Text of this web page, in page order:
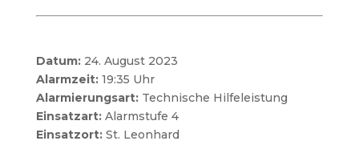
Datum:24. August 2023
Alarmzeit:19:35 Uhr
Alarmierungsart:Technische Hilfeleistung
Einsatzart:Alarmstufe 4
Einsatzort:St. Leonhard